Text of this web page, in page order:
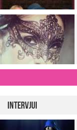
Intervjui